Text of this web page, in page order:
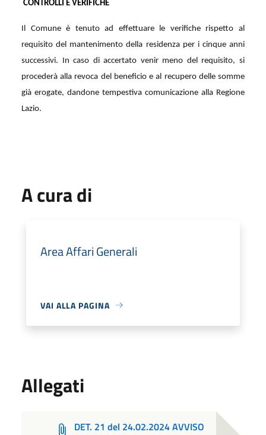
CONTROLLI E VERIFICHE
Il Comune è tenuto ad effettuare le verifiche rispetto al
requisito del mantenimento della residenza per i cinque anni
successivi. In caso di accertato venir meno del requisito, si
procederà alla revoca del beneficio e al recupero delle somme
già erogate, dandone tempestiva comunicazione alla Regione
Lazio.
A cura di
Area Affari Generali
VAI ALLA PAGINA
Allegati
DET. 21 del 24.02.2024 AVVISO